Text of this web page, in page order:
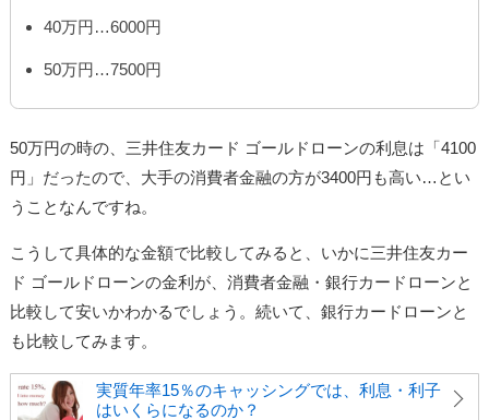
40万円…6000円
50万円…7500円
50万円の時の、三井住友カード ゴールドローンの利息は「4100
円」だったので、大手の消費者金融の方が3400円も高い…とい
うことなんですね。
こうして具体的な金額で比較してみると、いかに三井住友カー
ド ゴールドローンの金利が、消費者金融・銀行カードローンと
比較して安いかわかるでしょう。続いて、銀行カードローンと
も比較してみます。
実質年率15％のキャッシングでは、利息・利子
はいくらになるのか？